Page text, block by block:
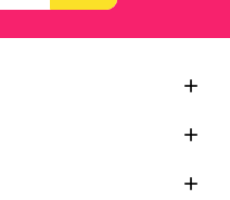


